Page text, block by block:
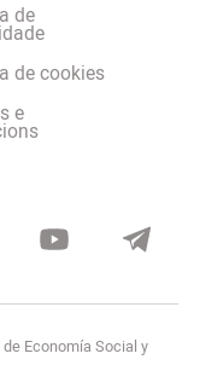
de
de cookies
e
Economía Social y